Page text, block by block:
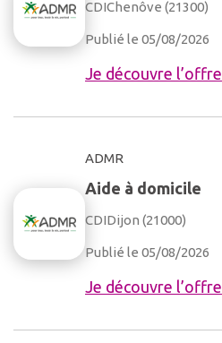
CDIChenôve (21300)
Publié le 05/08/2026
Je découvre l’offre
ADMR
Aide à domicile
CDIDijon (21000)
Publié le 05/08/2026
Je découvre l’offre